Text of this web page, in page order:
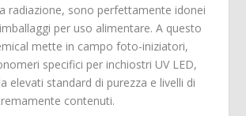
radiazione, sono perfettamente idonei
per uso alimentare. A questo
mette in campo foto-iniziatori,
specifici per inchiostri UV LED,
elevati standard di purezza e livelli di
contenuti.